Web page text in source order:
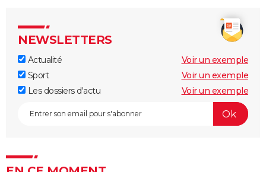
NEWSLETTERS
Actualité
Voir un exemple
Sport
Voir un exemple
Les dossiers d'actu
Voir un exemple